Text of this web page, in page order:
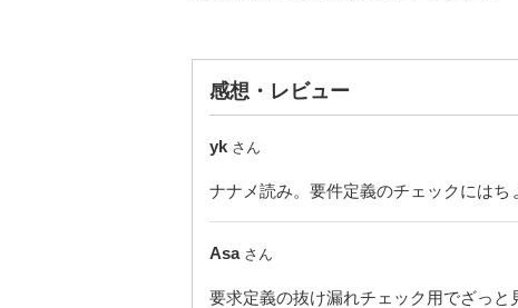
感想・レビュー
yk さん
ナナメ読み。要件定義のチェックにはち
Asa さん
要求定義の抜け漏れチェック用でざっと